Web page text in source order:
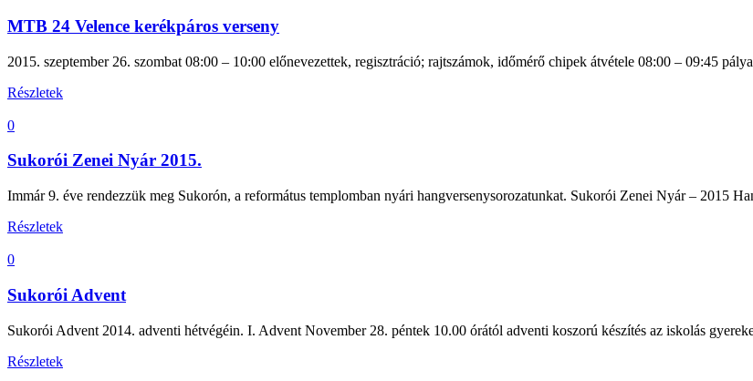
MTB 24 Velence kerékpáros verseny
2015. szeptember 26. szombat 08:00 – 10:00 előnevezettek, regisztráció; rajtszámok, időmérő chipek átvétele 08:00 – 09:45
Részletek
0
Sukorói Zenei Nyár 2015.
Immár 9. éve rendezzük meg Sukorón, a református templomban nyári hangversenysorozatunkat. Sukorói Zenei Nyár – 2015
Részletek
0
Sukorói Advent
Sukorói Advent 2014. adventi hétvégéin. I. Advent November 28. péntek 10.00 órától adventi koszorú készítés az iskolás
Részletek